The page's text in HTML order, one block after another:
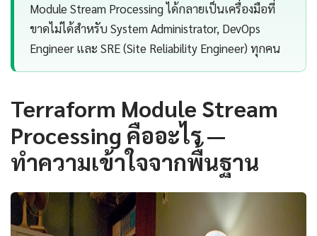
Module Stream Processing ได้กลายเป็นเครื่องมือที่
ขาดไม่ได้สำหรับ System Administrator, DevOps
Engineer และ SRE (Site Reliability Engineer) ทุกคน
Terraform Module Stream
Processing คืออะไร —
ทำความเข้าใจจากพื้นฐาน